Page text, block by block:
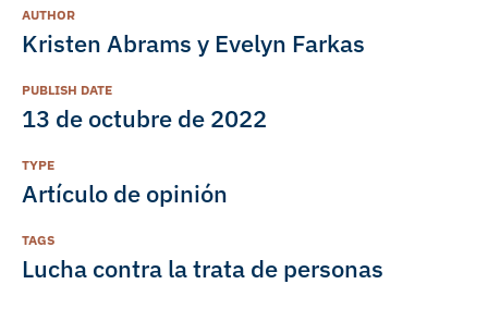
AUTHOR
Kristen Abrams y Evelyn Farkas
PUBLISH DATE
13 de octubre de 2022
TYPE
Artículo de opinión
TAGS
Lucha contra la trata de personas